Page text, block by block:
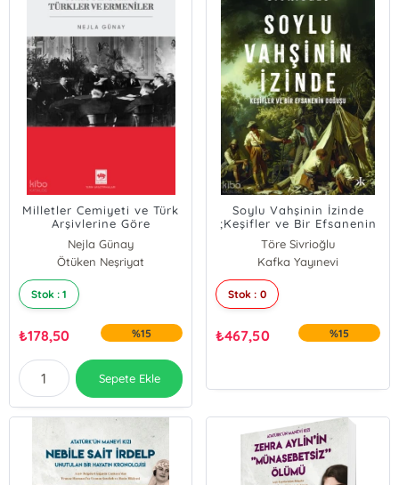
Milletler Cemiyeti ve Türk
Arşivlerine Göre
Gümrü'den Lozan'a
Türkler ve Ermeniler
Nejla Günay
Ötüken Neşriyat
Stok : 1
₺178,50 %15
Sepete Ekle
Soylu Vahşinin İzinde
;Keşifler ve Bir Efsanenin
Doğuşu
Töre Sivrioğlu
Kafka Yayınevi
Stok : 0
₺467,50 %15